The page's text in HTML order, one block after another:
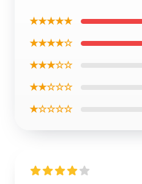
★★★★★
★★★★☆
★★★☆☆
★★☆☆☆
★☆☆☆☆